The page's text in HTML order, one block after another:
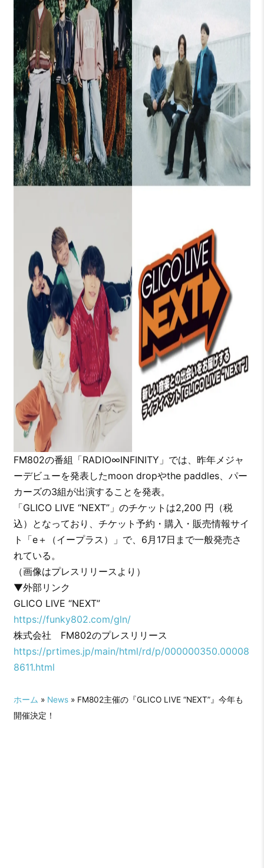
FM802の番組「RADIO∞INFINITY」では、昨年メジャ
ーデビューを発表したmoon dropやthe paddles、パー
カーズの3組が出演することを発表。
「GLICO LIVE “NEXT”」のチケットは2,200 円（税
込）となっており、チケット予約・購入・販売情報サイ
ト「e＋（イープラス）」で、6月17日まで一般発売さ
れている。
（画像はプレスリリースより）
▼外部リンク
GLICO LIVE “NEXT”
https://funky802.com/gln/
株式会社 FM802のプレスリリース
https://prtimes.jp/main/html/rd/p/000000350.00008
8611.html
ホーム » News» FM802主催の『GLICO LIVE “NEXT”』今年も
開催決定！